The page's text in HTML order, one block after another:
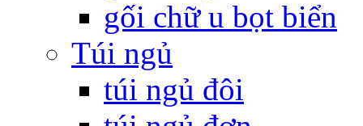
gối chữ u bọt biển
Túi ngủ
túi ngủ đôi